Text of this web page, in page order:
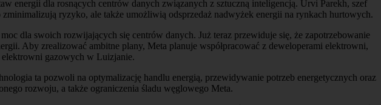
energii dla rosnących centrów danych związanych z sztuczną inteligencją. Urvi Parekh, szef
ryzyko, ale także umożliwią odsprzedaż nadwyżek energii na rynkach hurtowych.
dla swoich rozwijających się centrów danych. Już teraz przewiduje się, że zapotrzebowanie
Aby zrealizować ambitne plany, Meta planuje współpracować z deweloperami elektrowni,
elektrowni gazowych w Luizjanie.
ta pozwoli na optymalizację handlu energią, przewidywanie potrzeb energetycznych oraz
rozwoju, a także ograniczenia śladu węglowego Meta.